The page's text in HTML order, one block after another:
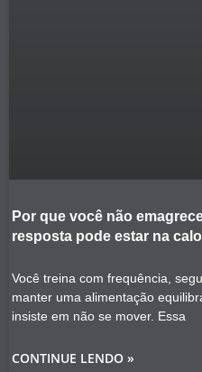
Por que você não
resposta pode estar na
Você treina com frequência,
manter uma alimentação
insiste em não se mover. Essa
CONTINUE LENDO »